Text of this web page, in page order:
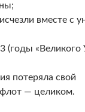
вместе с
(годы «Великого
потеряла свой
— целиком.